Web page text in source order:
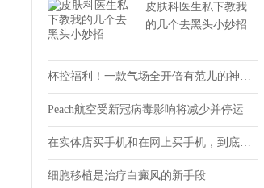
皮肤科医生私下教我
的几个去黑头小妙招
杯控福利！一款气场全开倍有范儿的神仙保温
Peach航空受新冠病毒影响将减少并停运
在实体店买手机和在网上买手机，到底有啥区
细胞移植是治疗白癜风的新手段